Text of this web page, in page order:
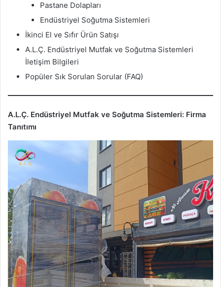
Pastane Dolapları
Endüstriyel Soğutma Sistemleri
İkinci El ve Sıfır Ürün Satışı
A.L.Ç. Endüstriyel Mutfak ve Soğutma Sistemleri
İletişim Bilgileri
Popüler Sık Sorulan Sorular (FAQ)
A.L.Ç. Endüstriyel Mutfak ve Soğutma Sistemleri: Firma
Tanıtımı